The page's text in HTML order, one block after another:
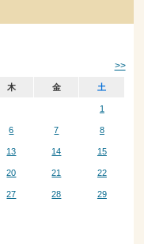
>>
木 金 土
1
6 7 8
13 14 15
20 21 22
27 28 29